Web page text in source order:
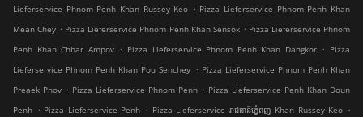
Lieferservice Phnom Penh Khan Russey Keo . Pizza Lieferservice Phnom Penh Khan
Mean Chey . Pizza Lieferservice Phnom Penh Khan Sensok . Pizza Lieferservice Phnom
Penh Khan Chbar Ampov . Pizza Lieferservice Phnom Penh Khan Dangkor . Pizza
Lieferservice Phnom Penh Khan Pou Senchey . Pizza Lieferservice Phnom Penh Khan
Preaek Pnov . Pizza Lieferservice Phnom Penh . Pizza Lieferservice Penh Khan Doun
Penh . Pizza Lieferservice Penh . Pizza Lieferservice រាជធានីភ្នំេពញ Khan Russey Keo .